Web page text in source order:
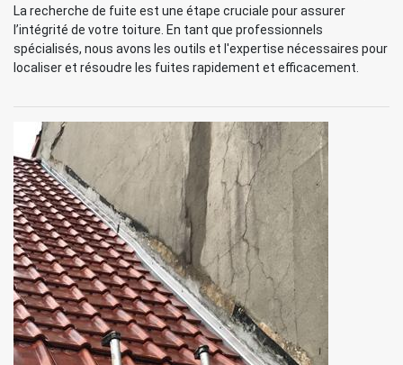
La recherche de fuite est une étape cruciale pour assurer
l’intégrité de votre toiture. En tant que professionnels
spécialisés, nous avons les outils et l'expertise nécessaires pour
localiser et résoudre les fuites rapidement et efficacement.